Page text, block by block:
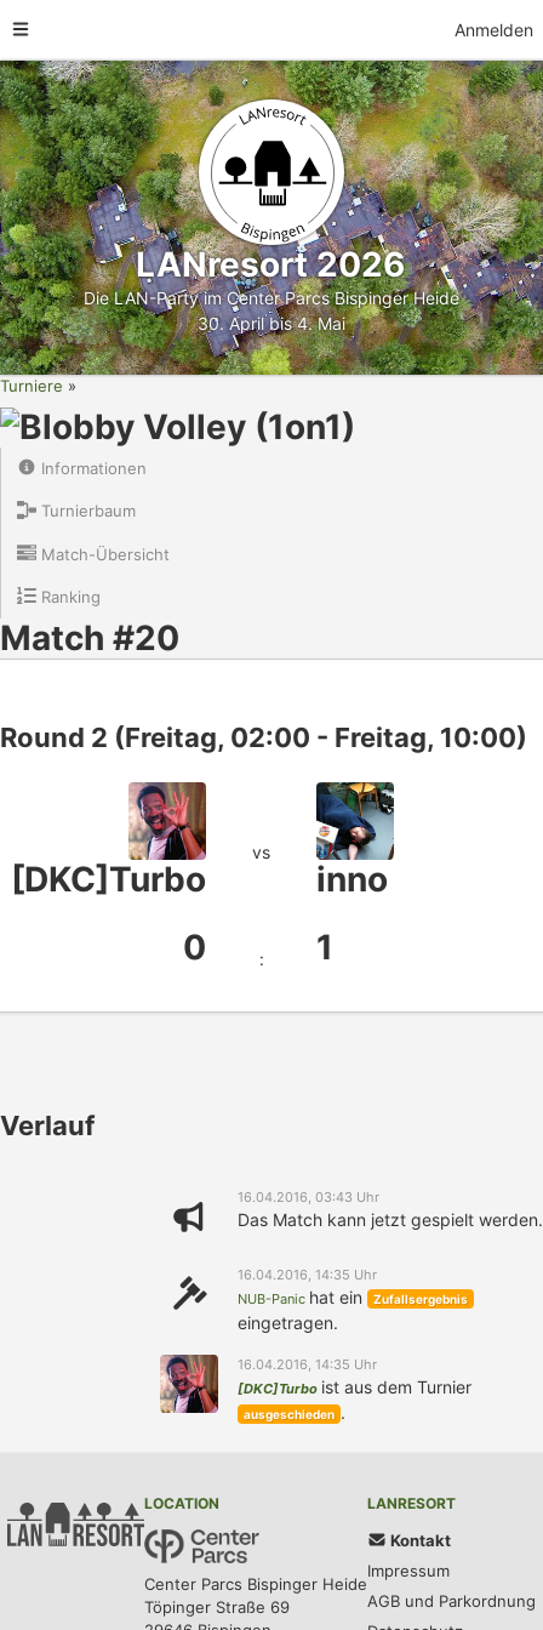
Anmelden
LANresort 2026
Die LAN-Party im Center Parcs Bispinger Heide
30. April bis 4. Mai
Turniere
Blobby Volley (1on1)
Informationen
Turnierbaum
Match-Übersicht
Ranking
Match #20
Round 2 (Freitag, 02:00 - Freitag, 10:00)
[DKC]Turbo
vs
inno
0
: 1
Verlauf
16.04.2016, 03:43 Uhr
Das Match kann jetzt gespielt werden.
16.04.2016, 14:35 Uhr
NUB-Panic hat ein Zufallsergebnis
eingetragen.
16.04.2016, 14:35 Uhr
[DKC]Turbo ist aus dem Turnier
ausgeschieden .
LOCATION
Center Parcs Bispinger Heide
Töpinger Straße 69
LANRESORT
Kontakt
Impressum
AGB und Parkordnung